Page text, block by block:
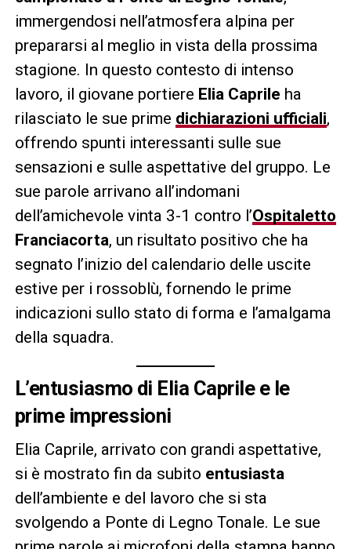
immergendosi nell’atmosfera alpina per
prepararsi al meglio in vista della prossima
stagione. In questo contesto di intenso
lavoro, il giovane portiere Elia Caprile ha
rilasciato le sue prime dichiarazioni ufficiali,
offrendo spunti interessanti sulle sue
sensazioni e sulle aspettative del gruppo. Le
sue parole arrivano all’indomani
dell’amichevole vinta 3-1 contro l’Ospitaletto
Franciacorta, un risultato positivo che ha
segnato l’inizio del calendario delle uscite
estive per i rossoblù, fornendo le prime
indicazioni sullo stato di forma e l’amalgama
della squadra.
L’entusiasmo di Elia Caprile e le
prime impressioni
Elia Caprile, arrivato con grandi aspettative,
si è mostrato fin da subito entusiasta
dell’ambiente e del lavoro che si sta
svolgendo a Ponte di Legno Tonale. Le sue